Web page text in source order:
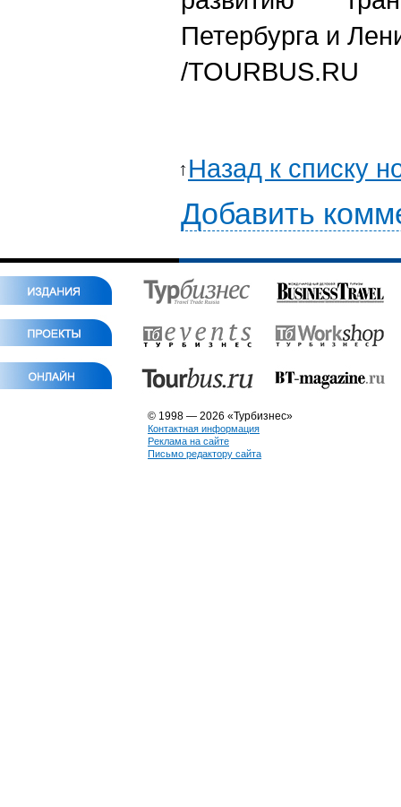
Петербурга и
/TOURBUS.RU
Назад к списку
Добавить
© 1998 — 2026 «Турбизнес»
Контактная информация
Реклама на сайте
Письмо редактору сайта